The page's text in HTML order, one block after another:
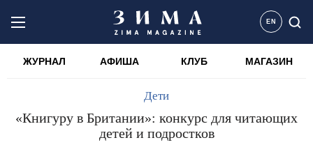
EN
ЖУРНАЛ АФИША КЛУБ МАГАЗИН
Дети
«Книгуру в Британии»: конкурс для читающих
детей и подростков